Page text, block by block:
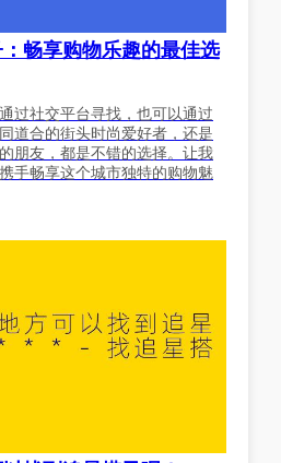
畅享购物乐趣的最佳选
过社交平台寻找，也可以通过
道合的街头时尚爱好者，还是
朋友，都是不错的选择。让我
手畅享这个城市独特的购物魅